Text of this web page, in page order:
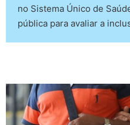
no Sistema Único de
pública para avaliar a